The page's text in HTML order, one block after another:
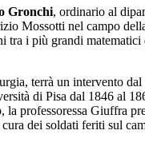
Gronchi, ordinario al
Mossotti nel campo
i più grandi
terrà un intervento
di Pisa dal 1846 al
professoressa Giuffra
dei soldati feriti sul